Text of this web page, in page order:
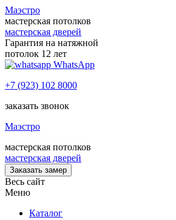
Маэстро
мастерская потолков
мастерская дверей
Гарантия на натяжной
потолок 12 лет
WhatsApp
+7 (923) 102 8000
заказать звонок
Маэстро
мастерская потолков
мастерская дверей
Заказать замер
Весь сайт
Меню
Каталог